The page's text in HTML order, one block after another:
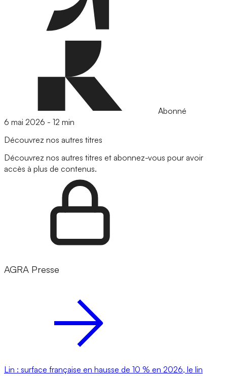
Abonné
6 mai 2026 - 12 min
Découvrez nos autres titres
Découvrez nos autres titres et abonnez-vous pour avoir
accès à plus de contenus.
AGRA Presse
Lin : surface française en hausse de 10 % en 2026, le lin